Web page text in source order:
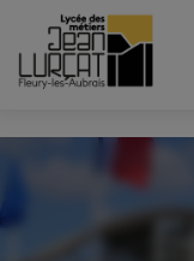
Aller au contenu
Panneau de gestion